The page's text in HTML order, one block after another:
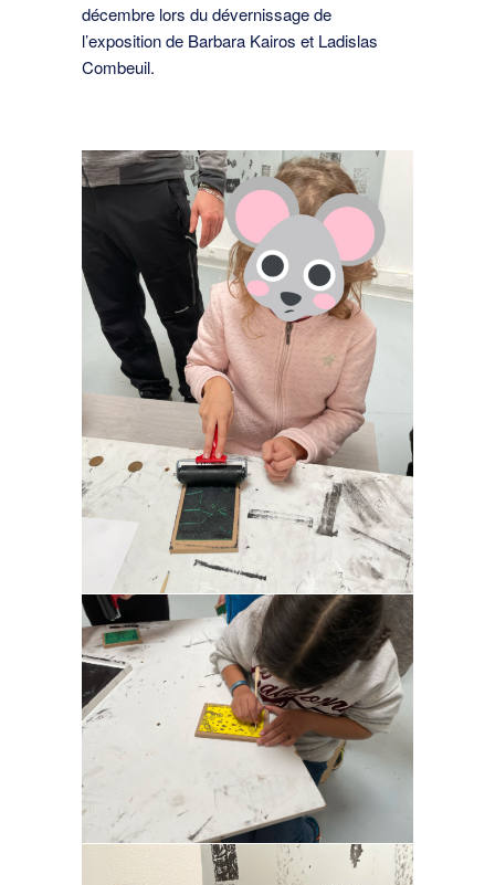
décembre lors du dévernissage de
l’exposition de Barbara Kairos et Ladislas
Combeuil.